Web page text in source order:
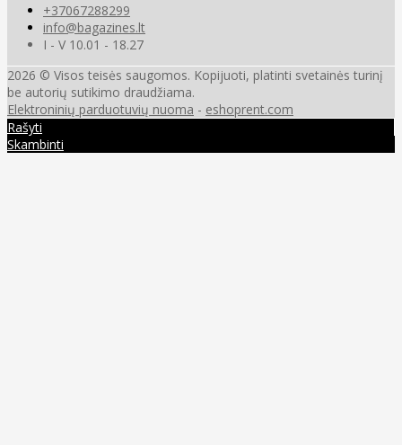
+37067288299
info@bagazines.lt
I - V 10.01 - 18.27
2026 © Visos teisės saugomos. Kopijuoti, platinti svetainės turinį
be autorių sutikimo draudžiama.
Elektroninių parduotuvių nuoma - eshoprent.com
Rašyti
Skambinti